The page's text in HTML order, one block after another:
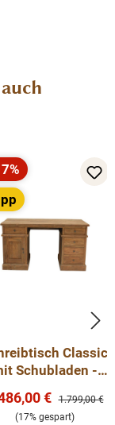
Classic
Schubladen -
Holz
€ Regulärer
1.799,00 €
(17% gespart)